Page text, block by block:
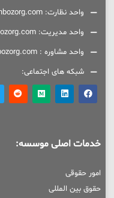
واحد نظارت: complaints@tehranbozorg.com
واحد مدیریت: manager@tehranbozorg.com
واحد مشاوره : backend@tehranbozorg.com
شبکه های اجتماعی:
خدمات اصلی موسسه:
امور حقوقی
حقوق بین المللی